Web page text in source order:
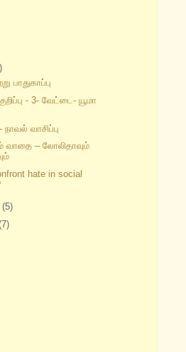
பாதுகாப்பு
- 3- வேட்டை- யூமா
நாவல் வாசிப்பு
வாதை – லோலிதாவும்
hate in social
(5)